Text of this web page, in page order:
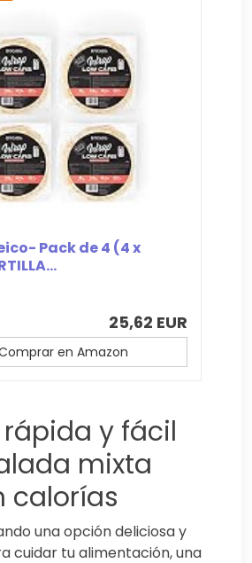
Pack de 4 (4 x
25,62 EUR
en Amazon
rápida y fácil
mixta
calorías
una opción deliciosa y
cuidar tu alimentación, una